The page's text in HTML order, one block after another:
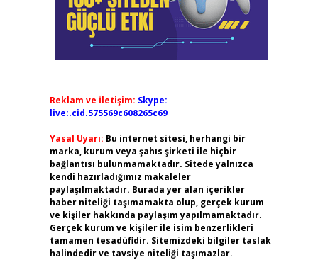
Reklam ve İletişim: Skype:
live:.cid.575569c608265c69
Yasal Uyarı: Bu internet sitesi, herhangi bir
marka, kurum veya şahıs şirketi ile hiçbir
bağlantısı bulunmamaktadır. Sitede yalnızca
kendi hazırladığımız makaleler
paylaşılmaktadır. Burada yer alan içerikler
haber niteliği taşımamakta olup, gerçek kurum
ve kişiler hakkında paylaşım yapılmamaktadır.
Gerçek kurum ve kişiler ile isim benzerlikleri
tamamen tesadüfidir. Sitemizdeki bilgiler taslak
halindedir ve tavsiye niteliği taşımazlar.